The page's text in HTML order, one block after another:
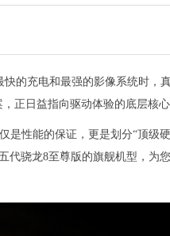
的充电和最强的影像系统时，
正日益指向驱动体验的底层核心
性能的保证，更是划分“顶级
代骁龙8至尊版的旗舰机型，为